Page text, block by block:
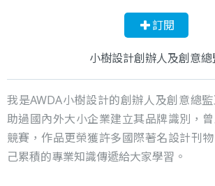
訂閱
小樹設計創辦人及創意總
我是AWDA小樹設計的創辦人及創意總
助過國內外大小企業建立其品牌識別，
競賽，作品更榮獲許多國際著名設計刊
己累積的專業知識傳遞給大家學習。